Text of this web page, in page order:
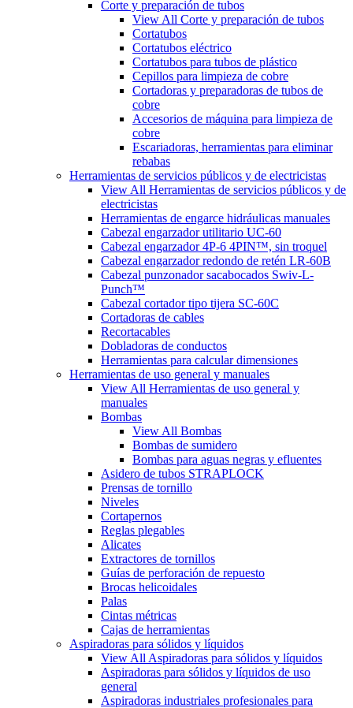
Corte y preparación de tubos
View All Corte y preparación de tubos
Cortatubos
Cortatubos eléctrico
Cortatubos para tubos de plástico
Cepillos para limpieza de cobre
Cortadoras y preparadoras de tubos de
cobre
Accesorios de máquina para limpieza de
cobre
Escariadoras, herramientas para eliminar
rebabas
Herramientas de servicios públicos y de electricistas
View All Herramientas de servicios públicos y de
electricistas
Herramientas de engarce hidráulicas manuales
Cabezal engarzador utilitario UC-60
Cabezal engarzador 4P-6 4PIN™, sin troquel
Cabezal engarzador redondo de retén LR-60B
Cabezal punzonador sacabocados Swiv-L-
Punch™
Cabezal cortador tipo tijera SC-60C
Cortadoras de cables
Recortacables
Dobladoras de conductos
Herramientas para calcular dimensiones
Herramientas de uso general y manuales
View All Herramientas de uso general y
manuales
Bombas
View All Bombas
Bombas de sumidero
Bombas para aguas negras y efluentes
Asidero de tubos STRAPLOCK
Prensas de tornillo
Niveles
Cortapernos
Reglas plegables
Alicates
Extractores de tornillos
Guías de perforación de repuesto
Brocas helicoidales
Palas
Cintas métricas
Cajas de herramientas
Aspiradoras para sólidos y líquidos
View All Aspiradoras para sólidos y líquidos
Aspiradoras para sólidos y líquidos de uso
general
Aspiradoras industriales profesionales para